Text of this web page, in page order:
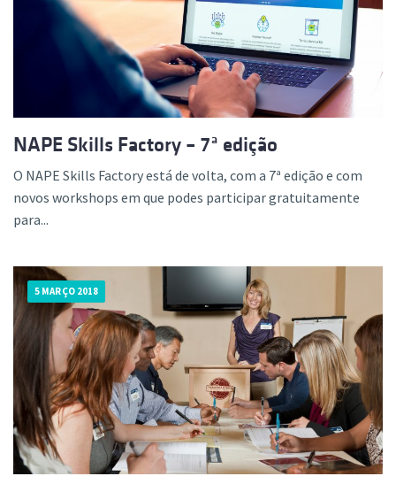
NAPE Skills Factory – 7ª edição
O NAPE Skills Factory está de volta, com a 7ª edição e com
novos workshops em que podes participar gratuitamente
para...
5 MARÇO 2018